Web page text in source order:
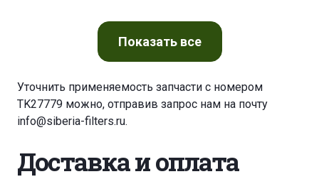
Показатьвсе
Уточнить применяемость запчасти с номером
TK27779 можно, отправив запрос нам на почту
info@siberia-filters.ru.
Доставка и оплата